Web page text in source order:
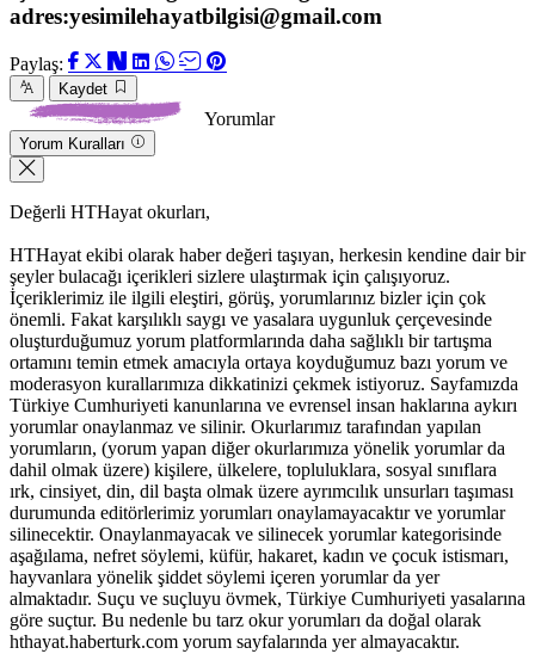
adres:yesimilehayatbilgisi@gmail.com
Paylaş:
Kaydet
Yorumlar
Yorum Kuralları
Değerli HTHayat okurları,
HTHayat ekibi olarak haber değeri taşıyan, herkesin kendine dair bir
şeyler bulacağı içerikleri sizlere ulaştırmak için çalışıyoruz.
İçeriklerimiz ile ilgili eleştiri, görüş, yorumlarınız bizler için çok
önemli. Fakat karşılıklı saygı ve yasalara uygunluk çerçevesinde
oluşturduğumuz yorum platformlarında daha sağlıklı bir tartışma
ortamını temin etmek amacıyla ortaya koyduğumuz bazı yorum ve
moderasyon kurallarımıza dikkatinizi çekmek istiyoruz. Sayfamızda
Türkiye Cumhuriyeti kanunlarına ve evrensel insan haklarına aykırı
yorumlar onaylanmaz ve silinir. Okurlarımız tarafından yapılan
yorumların, (yorum yapan diğer okurlarımıza yönelik yorumlar da
dahil olmak üzere) kişilere, ülkelere, topluluklara, sosyal sınıflara
ırk, cinsiyet, din, dil başta olmak üzere ayrımcılık unsurları taşıması
durumunda editörlerimiz yorumları onaylamayacaktır ve yorumlar
silinecektir. Onaylanmayacak ve silinecek yorumlar kategorisinde
aşağılama, nefret söylemi, küfür, hakaret, kadın ve çocuk istismarı,
hayvanlara yönelik şiddet söylemi içeren yorumlar da yer
almaktadır. Suçu ve suçluyu övmek, Türkiye Cumhuriyeti yasalarına
göre suçtur. Bu nedenle bu tarz okur yorumları da doğal olarak
hthayat.haberturk.com yorum sayfalarında yer almayacaktır.